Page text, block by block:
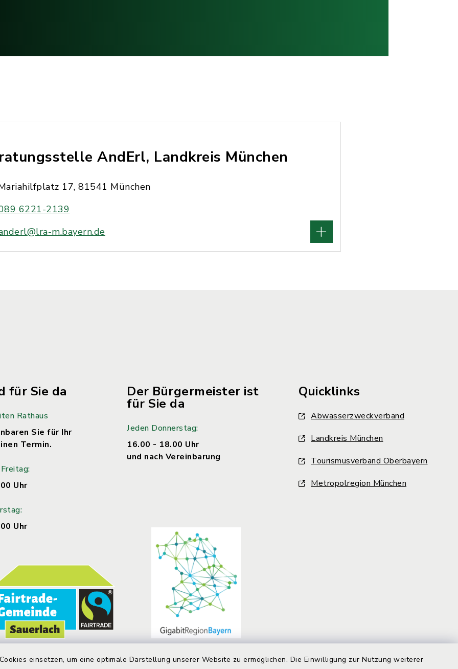
einsetzen, um eine optimale Darstellung unserer Website zu ermöglichen. Die Einwilligung zur Nutzung weiterer
AndErl, Landkreis München
17, 81541 München
6221-2139
m.bayern.de
für Sie da
Rathaus
Sie für Ihr
Termin.
Uhr
Uhr
Der Bürgermeister ist
für Sie da
Jeden Donnerstag:
16.00 - 18.00 Uhr
und nach Vereinbarung
Quicklinks
Abwasserzweckverband
Landkreis München
Tourismusverband Oberbayern
Metropolregion München